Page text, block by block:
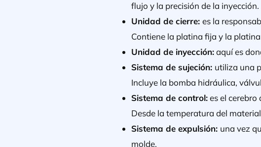
flujo y la precisión de la inyección.
Unidad de cierre:es la
Contiene la platina fija y la
Unidad de inyección:aquí es
Sistema de sujeción: utiliza una
Incluye la bomba hidráulica,
Sistema de control:es el
Desde la temperatura del
Sistema de expulsión: una vez
molde.